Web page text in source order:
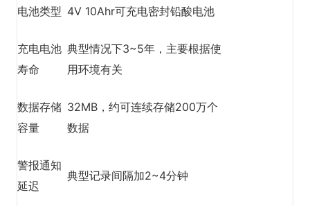
电池类型 4V 10Ahr可充电密封铅酸电池
充电电池
寿命
典型情况下3~5年，主要根据使
用环境有关
数据存储
容量
32MB，约可连续存储200万个
数据
警报通知
延迟
典型记录间隔加2~4分钟